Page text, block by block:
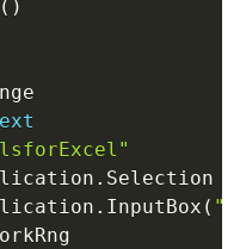
( )
.
. InputBox (